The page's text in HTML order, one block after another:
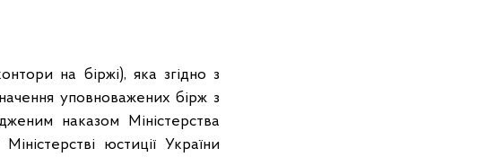
на біржі), яка згідно з
уповноважених бірж з
наказом Міністерства
юстиції України